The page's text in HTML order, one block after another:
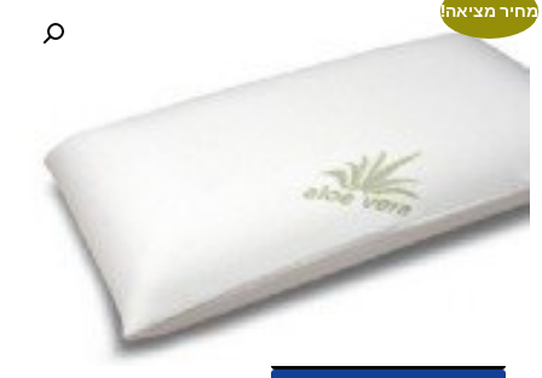
₪500
300
מחיר מציאה!